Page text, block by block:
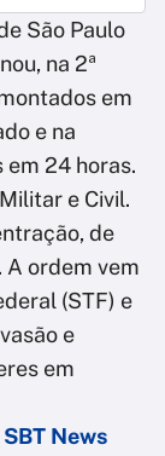
São Paulo
na 2ª
em
e na
24 horas.
e Civil.
de
ordem vem
(STF) e
e
em
News